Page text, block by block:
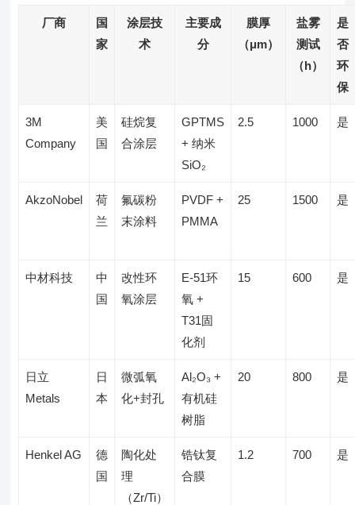
厂商
国
家
涂层技
术
主要成
分
膜厚
（μm）
盐雾
测试
（h）
是
否
环
保
3M
Company
美
国
硅烷复
合涂层
GPTMS
+ 纳米
SiO₂
2.5 1000 是
AkzoNobel
荷
兰
氟碳粉
末涂料
PVDF +
PMMA
25 1500 是
中材科技
中
国
改性环
氧涂层
E-51环
氧 +
T31固
化剂
15 600 是
日立
Metals
日
本
微弧氧
化+封孔
Al₂O₃ +
有机硅
树脂
20 800 是
Henkel AG
德
国
陶化处
理
（Zr/Ti）
锆钛复
合膜
1.2 700 是